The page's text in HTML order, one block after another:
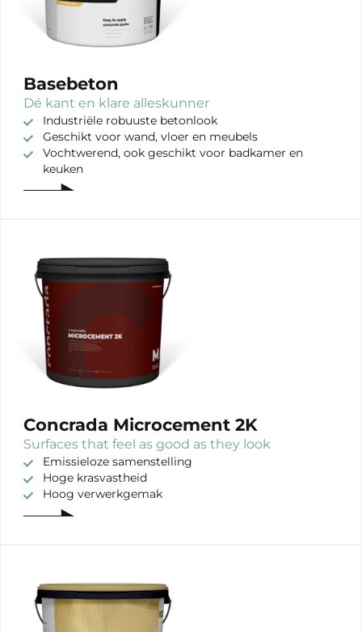
Basebeton
Dé kant en klare alleskunner
Industriële robuuste betonlook
Geschikt voor wand, vloer en meubels
Vochtwerend, ook geschikt voor badkamer en
keuken
Concrada Microcement 2K
Surfaces that feel as good as they look
Emissieloze samenstelling
Hoge krasvastheid
Hoog verwerkgemak